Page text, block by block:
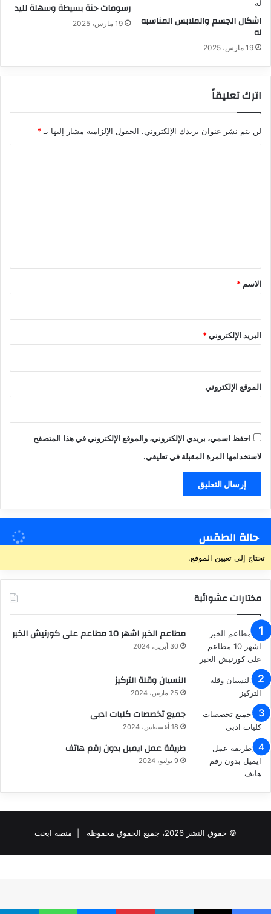
اشكال الجسم والملابس المناسبه
له
19 مارس، 2025
رسومات حنة بسيطة وسهلة لليد
19 مارس، 2025
اترك تعليقاً
لن يتم نشر عنوان بريدك الإلكتروني. الحقول الإلزامية مشار إليها بـ*
*
الاسم *
البريد الإلكتروني*
الموقع الإلكتروني
احفظ اسمي، بريدي الإلكتروني، والموقع الإلكتروني في هذا المتصفح
لاستخدامها المرة المقبلة في تعليقي.
حالة الطقس
تحتاج إلى تعيين الموقع.
مختارات عشوائية
مطاعم الخبر اشهر 10 مطاعم على كورنيش الخبر
30 أبريل، 2024
النسيان وقلة التركيز
25 مارس، 2024
جميع تخصصات كليات ادبى
18 أغسطس، 2024
طريقة عمل ايميل بدون رقم هاتف
9 يوليو، 2024
© حقوق النشر 2026، جميع الحقوق محفوظة | منصة ابحث